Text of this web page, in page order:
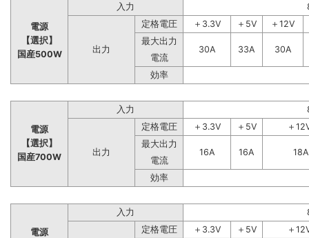
電源
【選択】
国産500W
入力
出力
定格電圧 ＋3.3V ＋5V
＋12V
最大出力
30A
33A
30A
電流
効率
電源
【選択】
国産700W
入力
出力
定格電圧 ＋3.3V ＋5V
＋
最大出力
16A
16A
18A
電流
効率
電源
入力
定格電圧 ＋3.3V ＋5V
＋